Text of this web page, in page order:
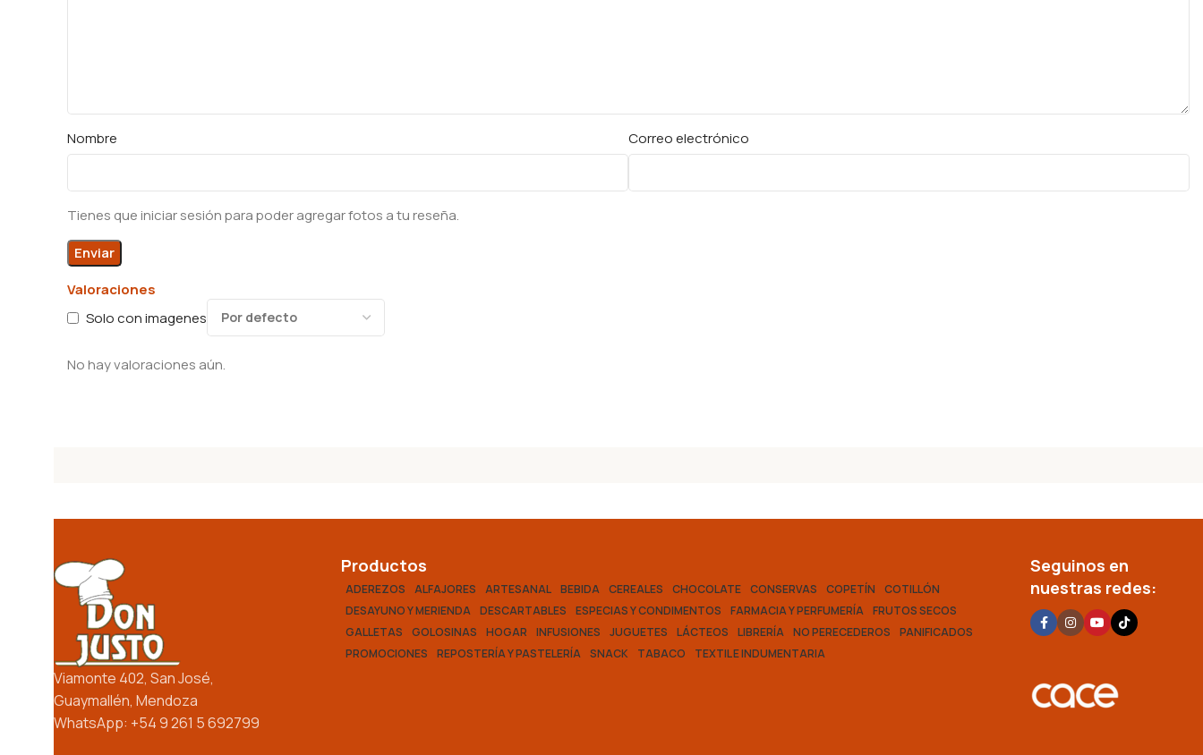
Valoraciones
Solo con imagenes
No hay valoraciones aún.
Nombre Correo electrónico
Tienes que iniciar sesión para poder agregar fotos a tu reseña.
Viamonte 402, San José,
Guaymallén, Mendoza
WhatsApp: +54 9 261 5 692799
Productos
ADEREZOS ALFAJORES ARTESANAL BEBIDA CEREALES CHOCOLATE CONSERVAS COPETÍN
COTILLÓN
DESAYUNO Y MERIENDA DESCARTABLES ESPECIAS Y CONDIMENTOS FARMACIA Y PERFUMERÍA FRUTOS SECOS
GALLETAS
GOLOSINAS HOGAR INFUSIONES JUGUETES LÁCTEOS LIBRERÍA NO PERECEDEROS
PANIFICADOS
PROMOCIONES
REPOSTERÍA Y PASTELERÍA SNACK TABACO TEXTIL E INDUMENTARIA
Seguinos en
nuestras redes: